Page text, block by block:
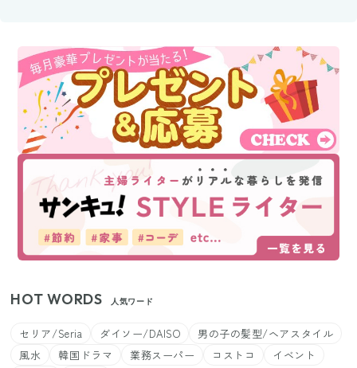
HOT WORDS 人気ワード
セリア/Seria ダイソー/DAISO
男の子の髪型/ヘアスタイル
風水
韓国ドラマ 業務スーパー コストコ
イベント